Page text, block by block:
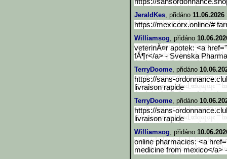
JeraldKes, přidáno 11.06.2026
https://mexicorx.online/#
Williamsog, přidáno
veterinĂ¤r apotek: <a
fĂ¶r</a> - Svenska Pharma
TerryDoome, přidáno
https://sans-
livraison rapide
TerryDoome, přidáno
https://sans-
livraison rapide
Williamsog, přidáno
online pharmacies: <a
medicine from mexico</a>